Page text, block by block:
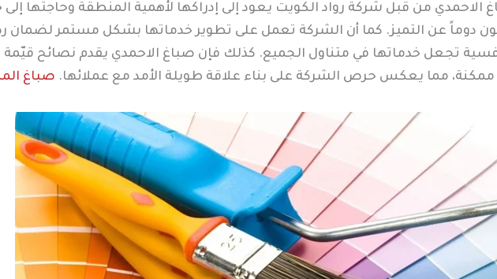
الاحمدي من قبل شركة رواد الكويت يعود إلى إدراكها لأهمية المنطقة وحاجتها
دوماً عن التميز. كما أن الشركة تعمل على تطوير خدماتها بشكل مستمر لضمان
تجعل خدماتها في متناول الجميع. كذلك فإن صباغ الاحمدي يقدم نصائح
ممكنة، مما يعكس حرص الشركة على بناء علاقة طويلة الأمد مع عملائها. صباغ